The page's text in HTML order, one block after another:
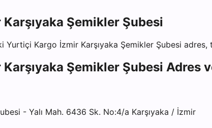
Şemikler Şubesi
Yurtiçi Kargo İzmir Karşıyaka Şemikler Şubesi adres,
Şemikler Şubesi Adres
- Yalı Mah. 6436 Sk. No:4/a Karşıyaka / İzmir